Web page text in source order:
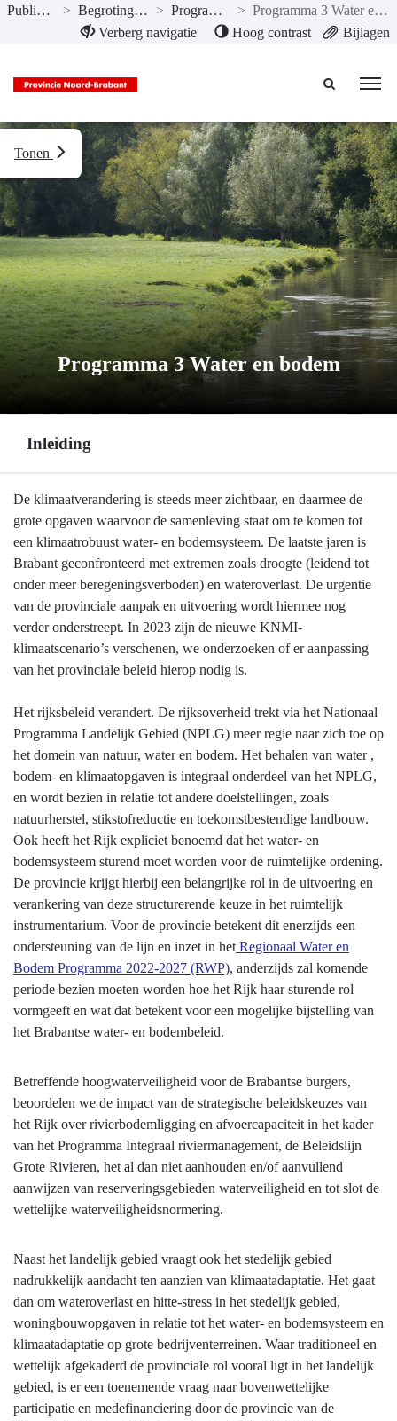
Naar hoofdinhoud
Publicaties > Begroting 2024 > Programma’s >
Programma 3 Water en bodem
Verberg navigatie
Hoog contrast Bijlagen
Programma 3 Water en bodem
Tonen
Inleiding
Terug
naar
navigatie
Programma
Water
bodem
Inleiding
De klimaatverandering is steeds meer zichtbaar, en daarmee de
grote opgaven waarvoor de samenleving staat om te komen tot
een klimaatrobuust water- en bodemsysteem. De laatste jaren is
Brabant geconfronteerd met extremen zoals droogte (leidend tot
onder meer beregeningsverboden) en wateroverlast. De urgentie
van de provinciale aanpak en uitvoering wordt hiermee nog
verder onderstreept. In 2023 zijn de nieuwe KNMI-
klimaatscenario’s verschenen, we onderzoeken of er aanpassing
van het provinciale beleid hierop nodig is.
Het rijksbeleid verandert. De rijksoverheid trekt via het Nationaal
Programma Landelijk Gebied (NPLG) meer regie naar zich toe op
het domein van natuur, water en bodem. Het behalen van water ,
bodem- en klimaatopgaven is integraal onderdeel van het NPLG,
en wordt bezien in relatie tot andere doelstellingen, zoals
natuurherstel, stikstofreductie en toekomstbestendige landbouw.
Ook heeft het Rijk expliciet benoemd dat het water- en
bodemsysteem sturend moet worden voor de ruimtelijke ordening.
De provincie krijgt hierbij een belangrijke rol in de uitvoering en
verankering van deze structurerende keuze in het ruimtelijk
instrumentarium. Voor de provincie betekent dit enerzijds een
ondersteuning van de lijn en inzet in het Regionaal Water en
Bodem Programma 2022-2027 (RWP), anderzijds zal komende
periode bezien moeten worden hoe het Rijk haar sturende rol
vormgeeft en wat dat betekent voor een mogelijke bijstelling van
het Brabantse water- en bodembeleid.
Betreffende hoogwaterveiligheid voor de Brabantse burgers,
beoordelen we de impact van de strategische beleidskeuzes van
het Rijk over rivierbodemligging en afvoercapaciteit in het kader
van het Programma Integraal riviermanagement, de Beleidslijn
Grote Rivieren, het al dan niet aanhouden en/of aanvullend
aanwijzen van reserveringsgebieden waterveiligheid en tot slot de
wettelijke waterveiligheidsnormering.
Naast het landelijk gebied vraagt ook het stedelijk gebied
nadrukkelijk aandacht ten aanzien van klimaatadaptatie. Het gaat
dan om wateroverlast en hitte-stress in het stedelijk gebied,
woningbouwopgaven in relatie tot het water- en bodemsysteem en
klimaatadaptatie op grote bedrijventerreinen. Waar traditioneel en
wettelijk afgekaderd de provinciale rol vooral ligt in het landelijk
gebied, is er een toenemende vraag naar bovenwettelijke
participatie en medefinanciering door de provincie van de